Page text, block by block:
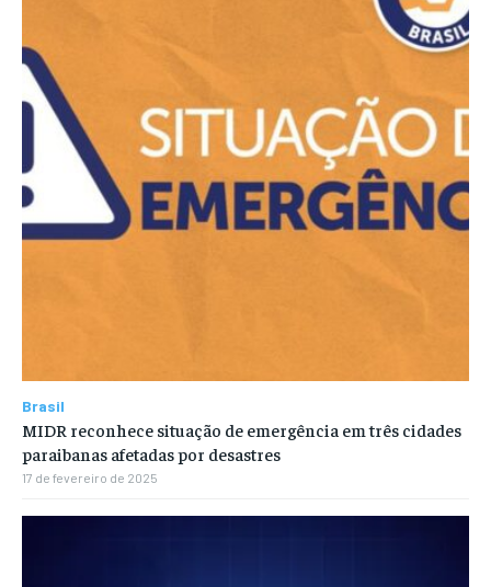
Brasil
MIDR reconhece situação de emergência em três cidades
paraibanas afetadas por desastres
17 de fevereiro de 2025